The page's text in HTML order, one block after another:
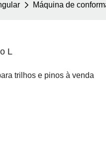
Máquina de
L
trilhos e pinos à venda